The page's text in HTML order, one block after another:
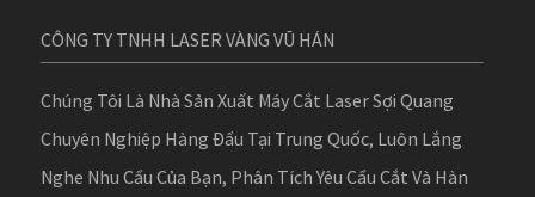
CÔNG TY TNHH LASER VÀNG VŨ HÁN
Chúng Tôi Là Nhà Sản Xuất Máy Cắt Laser Sợi Quang
Chuyên Nghiệp Hàng Đầu Tại Trung Quốc, Luôn Lắng
Nghe Nhu Cầu Của Bạn, Phân Tích Yêu Cầu Cắt Và Hàn